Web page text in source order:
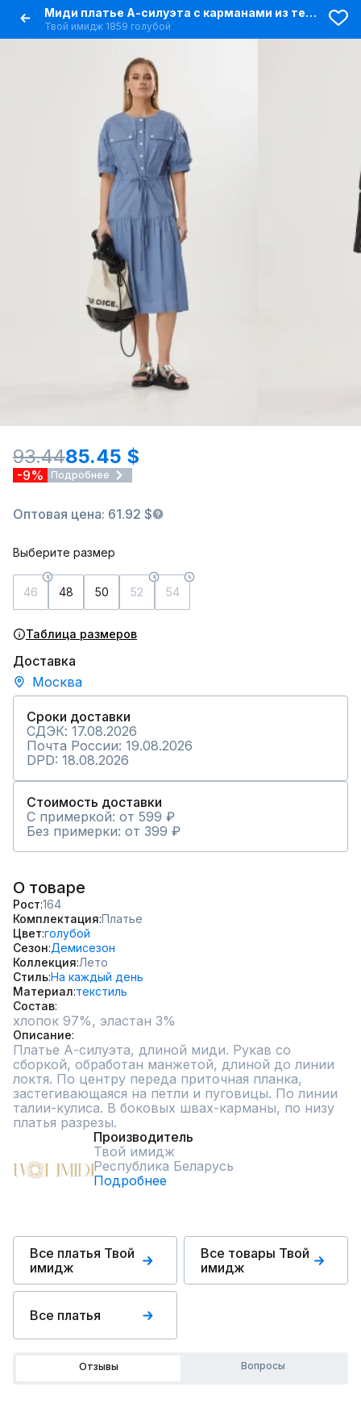
Миди платье А-силуэта с карманами из текстиля
Твой имидж 1859 голубой
93.4485.45 $
-9% Подробнее
Оптовая цена: 61.92 $
Выберите размер
46 48 50 52 54
Таблица размеров
Доставка
Москва
Сроки доставки
СДЭК: 17.08.2026
Почта России: 19.08.2026
DPD: 18.08.2026
Стоимость доставки
С примеркой: от 599 ₽
Без примерки: от 399 ₽
О товаре
Рост 164
Комплектация Платье
Цвет голубой
Сезон Демисезон
Коллекция Лето
СтильНа каждый день
Материал текстиль
Состав
хлопок 97%, эластан 3%
Описание
Платье А-силуэта, длиной миди. Рукав со
сборкой, обработан манжетой, длиной до линии
локтя. По центру переда приточная планка,
застегивающаяся на петли и пуговицы. По линии
талии-кулиса. В боковых швах-карманы, по низу
платья разрезы.
Производитель
Твой имидж
Республика Беларусь
Подробнее
Все платья Твой
имидж
Все товары Твой
имидж
Все платья
Отзывы Вопросы